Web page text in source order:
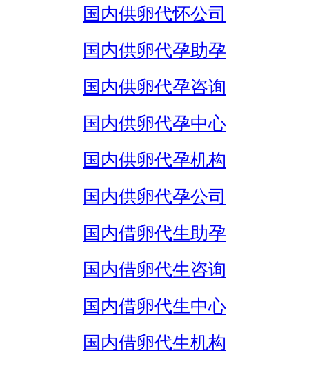
国内供卵代怀公司
国内供卵代孕助孕
国内供卵代孕咨询
国内供卵代孕中心
国内供卵代孕机构
国内供卵代孕公司
国内借卵代生助孕
国内借卵代生咨询
国内借卵代生中心
国内借卵代生机构